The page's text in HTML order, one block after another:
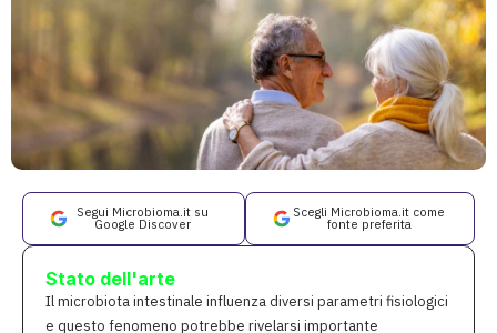
Segui Microbioma.it su
Google Discover
Scegli Microbioma.it come
fonte preferita
Stato dell'arte
Il microbiota intestinale influenza diversi parametri fisiologici
e questo fenomeno potrebbe rivelarsi importante